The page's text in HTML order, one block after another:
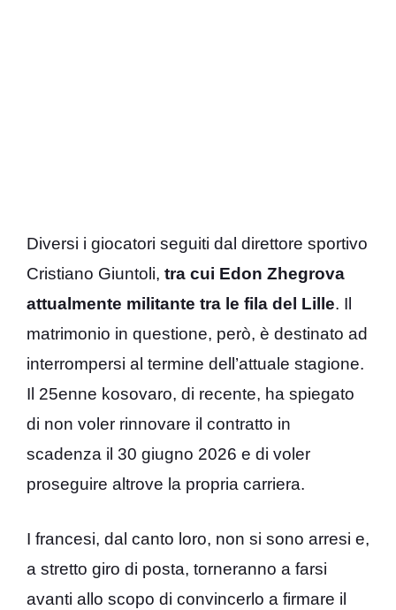
Diversi i giocatori seguiti dal direttore sportivo
Cristiano Giuntoli, tra cui Edon Zhegrova
attualmente militante tra le fila del Lille. Il
matrimonio in questione, però, è destinato ad
interrompersi al termine dell’attuale stagione.
Il 25enne kosovaro, di recente, ha spiegato
di non voler rinnovare il contratto in
scadenza il 30 giugno 2026 e di voler
proseguire altrove la propria carriera.
I francesi, dal canto loro, non si sono arresi e,
a stretto giro di posta, torneranno a farsi
avanti allo scopo di convincerlo a firmare il